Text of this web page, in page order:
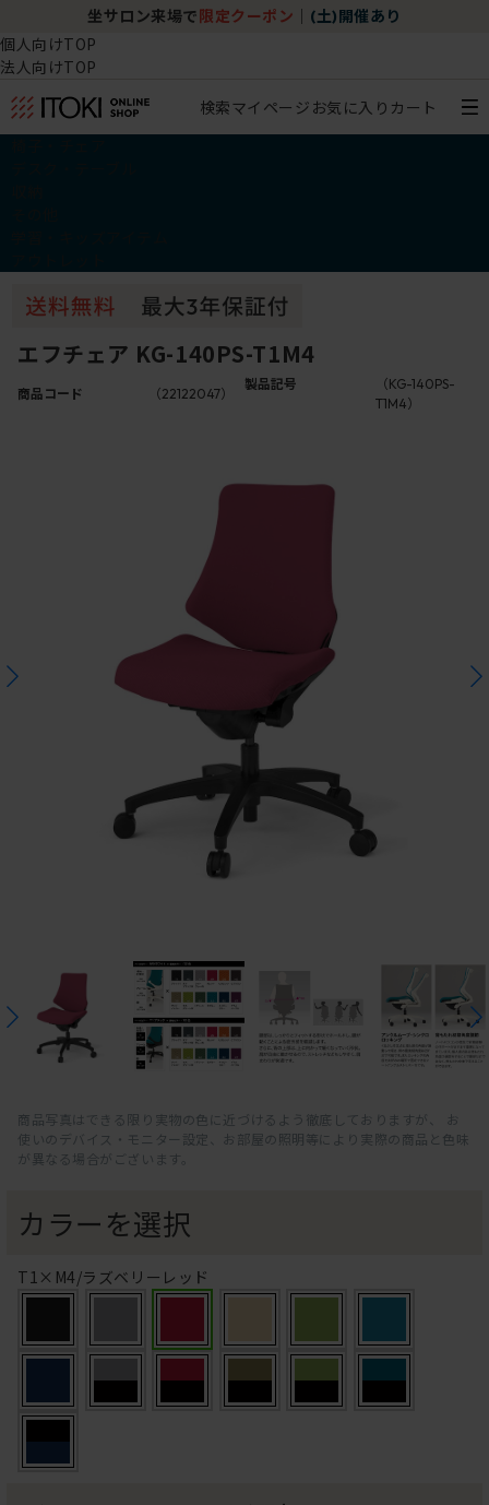
坐サロン来場で 限定クーポン (土)開催あり
個人向けTOP
法人向けTOP
検索マイページ お気に入り カート
エフチェア KG-140PS-T1M4
商品コード （22122047）
製品記号
（KG-140PS-
T1M4）
商品写真はできる限り実物の色に近づけるよう徹底しておりますが、 お
使いのデバイス・モニター設定、お部屋の照明等により実際の商品と色味
が異なる場合がございます。
カラーを選択
T1×M4/ラズベリーレッド